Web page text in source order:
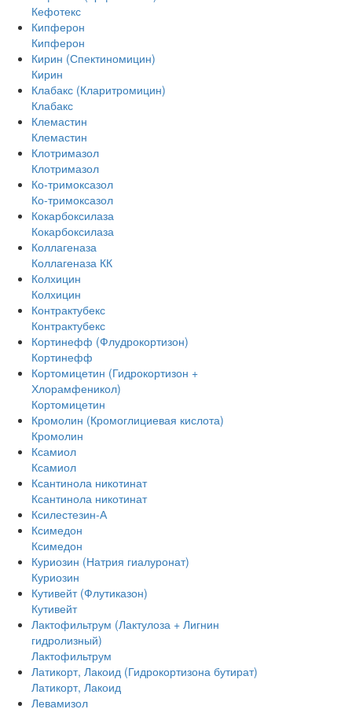
Кефотекс
Кипферон
Кипферон
Кирин (Спектиномицин)
Кирин
Клабакс (Кларитромицин)
Клабакс
Клемастин
Клемастин
Клотримазол
Клотримазол
Ко-тримоксазол
Ко-тримоксазол
Кокарбоксилаза
Кокарбоксилаза
Коллагеназа
Коллагеназа КК
Колхицин
Колхицин
Контрактубекс
Контрактубекс
Кортинефф (Флудрокортизон)
Кортинефф
Кортомицетин (Гидрокортизон +
Хлорамфеникол)
Кортомицетин
Кромолин (Кромоглициевая кислота)
Кромолин
Ксамиол
Ксамиол
Ксантинола никотинат
Ксантинола никотинат
Ксилестезин-А
Ксимедон
Ксимедон
Куриозин (Натрия гиалуронат)
Куриозин
Кутивейт (Флутиказон)
Кутивейт
Лактофильтрум (Лактулоза + Лигнин
гидролизный)
Лактофильтрум
Латикорт, Лакоид (Гидрокортизона бутират)
Латикорт, Лакоид
Левамизол